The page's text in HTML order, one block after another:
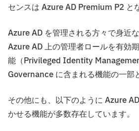
センスは Azure AD Premium P2 と
Azure AD を管理される方々で身近
Azure AD 上の管理者ロールを有効
能（Privileged Identity
Governance に含まれる機能の一部
その他にも、以下のように Azure
かせる機能が多数存在しています。